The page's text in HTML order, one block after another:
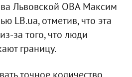
Львовской ОВА Максим
LB.ua, отметив, что эта
за того, что люди
границу.